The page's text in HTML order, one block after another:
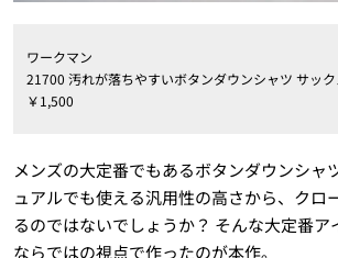
ワークマン
21700 汚れが落ちやすいボタンダウンシャツ サック
￥1,500
メンズの大定番でもあるボタンダウンシャ
ュアルでも使える汎用性の高さから、クロ
るのではないでしょうか？ そんな大定番ア
ならではの視点で作ったのが本作。